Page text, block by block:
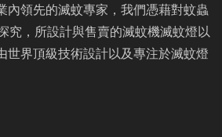
內領先的滅蚊專家，我們憑藉對蚊蟲
究，所設計與售賣的滅蚊機滅蚊燈以
世界頂級技術設計以及專注於滅蚊燈